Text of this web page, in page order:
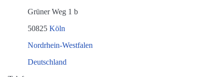
Grüner Weg 1 b
50825 Köln
Nordrhein-Westfalen
Deutschland